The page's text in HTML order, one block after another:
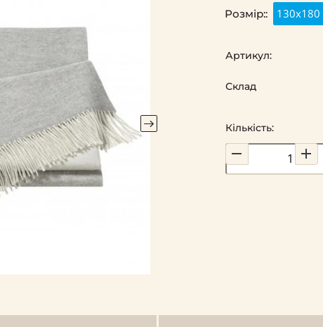
Розмір:: 130x180
Кількість:
Артикул:
Склад